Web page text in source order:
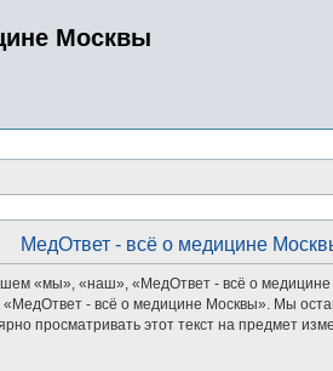
Москвы
МедОтвет - всё о медицине
«мы», «наш», «МедОтвет - всё о
- всё о медицине Москвы». Мы
просматривать этот текст на предмет